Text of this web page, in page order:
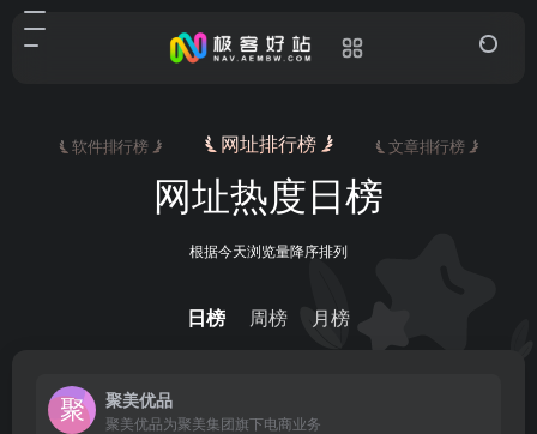
网址排行榜 文章排行榜
软件排行榜
网址热度日榜
根据今天浏览量降序排列
日榜 周榜 月榜
聚美优品
聚美优品为聚美集团旗下电商业务